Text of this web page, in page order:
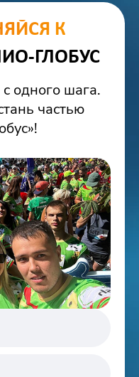
К
ГЛОБУС
одного шага.
частью